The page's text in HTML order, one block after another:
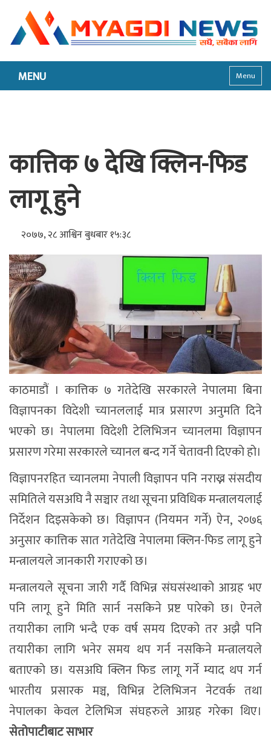
MENU Menu
कात्तिक ७ देखि क्लिन-फिड
लागू हुने
२०७७, २८ आश्विन बुधबार १५:३८
काठमाडौं । कात्तिक ७ गतेदेखि सरकारले नेपालमा बिना
विज्ञापनका विदेशी च्यानललाई मात्र प्रसारण अनुमति दिने
भएको छ। नेपालमा विदेशी टेलिभिजन च्यानलमा विज्ञापन
प्रसारण गरेमा सरकारले च्यानल बन्द गर्ने चेतावनी दिएको हो।
विज्ञापनरहित च्यानलमा नेपाली विज्ञापन पनि नराख्न संसदीय
समितिले यसअघि नै सञ्चार तथा सूचना प्रविधिक मन्त्रालयलाई
निर्देशन दिइसकेको छ। विज्ञापन (नियमन गर्ने) ऐन, २०७६
अनुसार कात्तिक सात गतेदेखि नेपालमा क्लिन-फिड लागू हुने
मन्त्रालयले जानकारी गराएको छ।
मन्त्रालयले सूचना जारी गर्दै विभिन्न संघसंस्थाको आग्रह भए
पनि लागू हुने मिति सार्न नसकिने प्रष्ट पारेको छ। ऐनले
तयारीका लागि भन्दै एक वर्ष समय दिएको तर अझै पनि
तयारीका लागि भनेर समय थप गर्न नसकिने मन्त्रालयले
बताएको छ। यसअघि क्लिन फिड लागू गर्ने म्याद थप गर्न
भारतीय प्रसारक मञ्च, विभिन्न टेलिभिजन नेटवर्क तथा
नेपालका केवल टेलिभिज संघहरुले आग्रह गरेका थिए।
सेतोपाटीबाट साभार